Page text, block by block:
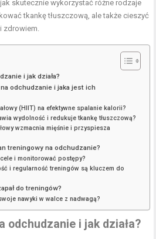
skutecznie wykorzystać różne rodzaje
tkankę tłuszczową, ale także cieszyć
zdrowiem.
i jak działa?
odchudzanie i jaka jest ich
(HIIT) na efektywne spalanie kalorii?
wydolność i redukuje tkankę tłuszczową?
wzmacnia mięśnie i przyspiesza
treningowy na odchudzanie?
i monitorować postępy?
i regularność treningów są kluczem do
do treningów?
nawyki w walce z nadwagą?
odchudzanie i jak działa?